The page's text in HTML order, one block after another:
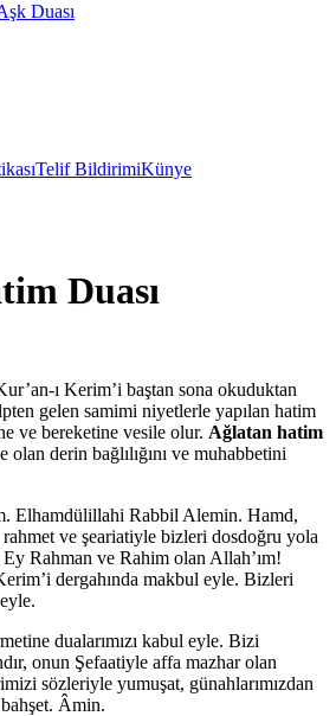
Duası
Telif BildirimiKünye
Duası
ı Kerim’i baştan sona okuduktan
gelen samimi niyetlerle yapılan hatim
ve bereketine vesile olur. Ağlatan hatim
olan derin bağlılığını ve muhabbetini
Elhamdülillahi Rabbil Alemin. Hamd,
rahmet ve şeariatiyle bizleri dosdoğru yola
Rahman ve Rahim olan Allah’ım!
dergahında makbul eyle. Bizleri
dualarımızı kabul eyle. Bizi
onun Şefaatiyle affa mazhar olan
sözleriyle yumuşat, günahlarımızdan
Âmin.